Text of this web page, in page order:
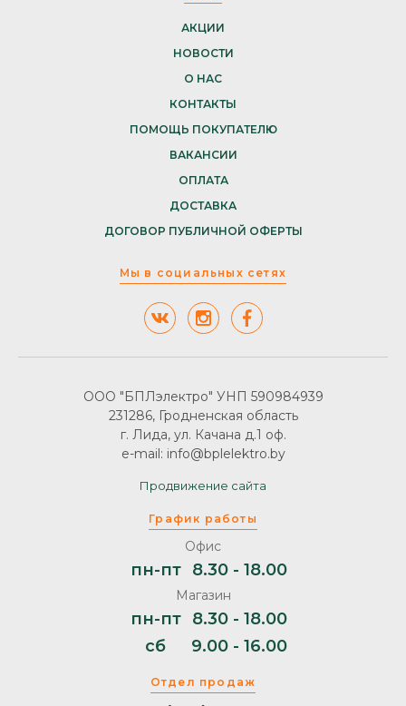
АКЦИИ
НОВОСТИ
О НАС
КОНТАКТЫ
ПОМОЩЬ ПОКУПАТЕЛЮ
ВАКАНСИИ
ОПЛАТА
ДОСТАВКА
ДОГОВОР ПУБЛИЧНОЙ ОФЕРТЫ
Мы в социальных сетях
Отдел продаж
График работы
Офис
пн-пт 8.30 - 18.00
Магазин
пн-пт
8.30 - 18.00
сб
9.00 - 16.00
ООО "БПЛэлектро" УНП 590984939
231286, Гродненская область
г. Лида, ул. Качана д.1 оф.
e-mail: info@bplelektro.by
Продвижение сайта